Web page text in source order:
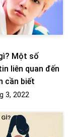
Một số
liên quan đến
cần biết
3, 2022